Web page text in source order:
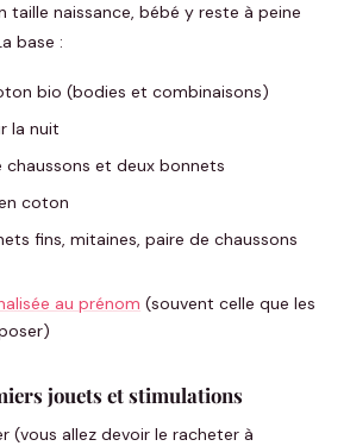
taille naissance, bébé y reste à peine
base :
bio (bodies et combinaisons)
la nuit
chaussons et deux bonnets
coton
fins, mitaines, paire de chaussons
au prénom (souvent celle que les
jouets et stimulations
(vous allez devoir le racheter à